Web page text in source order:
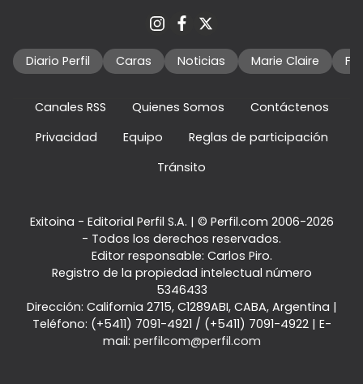
Diario Perfil Caras Noticias Marie Claire
Canales RSS Quienes Somos
Contáctenos
Privacidad
Equipo
Reglas de participación
Tránsito
Exitoina - Editorial Perfil S.A. | © Perfil.com 2006-2026
- Todos los derechos reservados.
Editor responsable: Carlos Piro.
Registro de la propiedad intelectual número
5346433
Dirección: California 2715, C1289ABI, CABA, Argentina |
Teléfono: (+5411) 7091-4921 / (+5411) 7091-4922| E-
mail: perfilcom@perfil.com